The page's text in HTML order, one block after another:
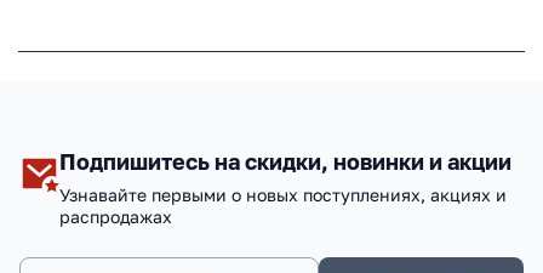
Подпишитесь на скидки, новинки и акции
Узнавайте первыми о новых поступлениях, акциях и
распродажах